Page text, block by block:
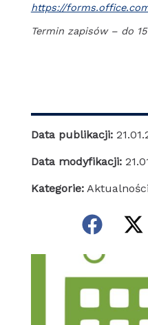
https://
Termin zapisów – do
Data publikacji:
Data modyfikacji:
Kategorie: Aktualności